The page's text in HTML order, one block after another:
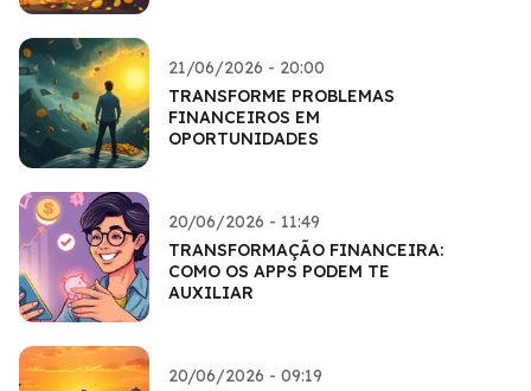
21/06/2026 - 20:00
TRANSFORME PROBLEMAS
FINANCEIROS EM
OPORTUNIDADES
20/06/2026 - 11:49
TRANSFORMAÇÃO FINANCEIRA:
COMO OS APPS PODEM TE
AUXILIAR
20/06/2026 - 09:19